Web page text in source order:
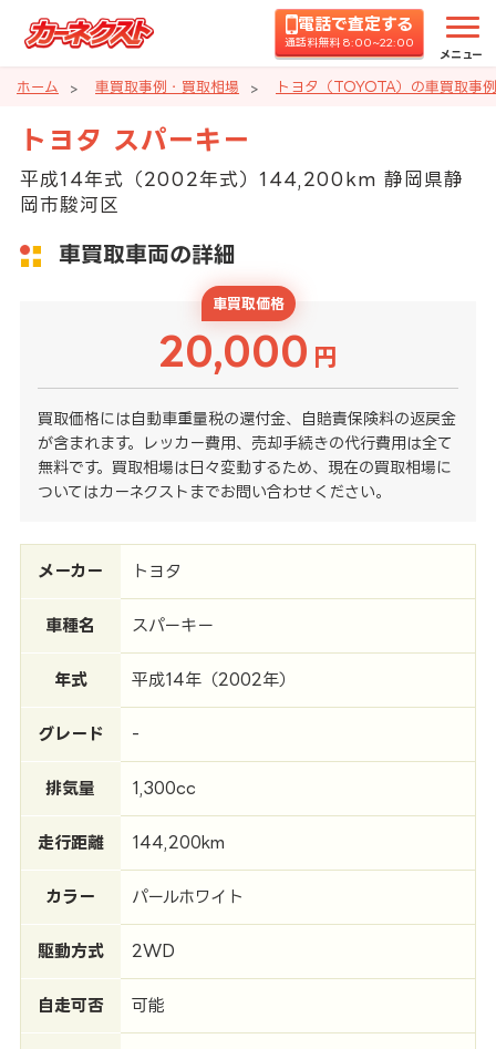
電話で査定する
通話料無料 8:00~22:00
メニュー
ホーム 車買取事例・買取相場 トヨタ（TOYOTA）の車買取事
トヨタ スパーキー
平成14年式（2002年式）144,200km 静岡県静
岡市駿河区
車買取車両の詳細
車買取価格
20,000 円
買取価格には自動車重量税の還付金、自賠責保険料の返戻金
が含まれます。レッカー費用、売却手続きの代行費用は全て
無料です。買取相場は日々変動するため、現在の買取相場に
ついてはカーネクストまでお問い合わせください。
メーカー トヨタ
車種名 スパーキー
年式 平成14年（2002年）
グレード -
排気量 1,300cc
走行距離 144,200km
カラー パールホワイト
駆動方式 2WD
自走可否 可能